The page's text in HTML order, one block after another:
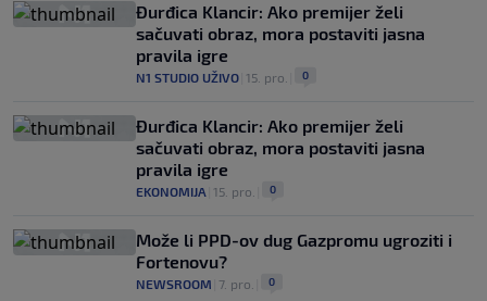
Đurđica Klancir: Ako premijer želi
sačuvati obraz, mora postaviti jasna
pravila igre
N1 STUDIO UŽIVO 15. pro. 0
Đurđica Klancir: Ako premijer želi
sačuvati obraz, mora postaviti jasna
pravila igre
EKONOMIJA 15. pro. 0
Može li PPD-ov dug Gazpromu ugroziti i
Fortenovu?
NEWSROOM 7. pro. 0